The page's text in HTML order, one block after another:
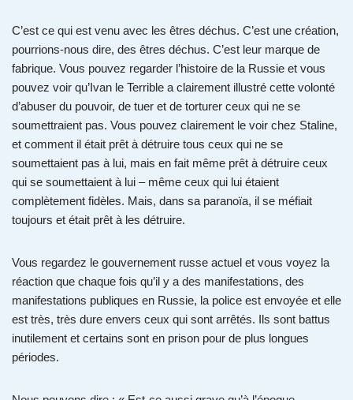
C’est ce qui est venu avec les êtres déchus. C’est une création,
pourrions-nous dire, des êtres déchus. C’est leur marque de
fabrique. Vous pouvez regarder l’histoire de la Russie et vous
pouvez voir qu’Ivan le Terrible a clairement illustré cette volonté
d’abuser du pouvoir, de tuer et de torturer ceux qui ne se
soumettraient pas. Vous pouvez clairement le voir chez Staline,
et comment il était prêt à détruire tous ceux qui ne se
soumettaient pas à lui, mais en fait même prêt à détruire ceux
qui se soumettaient à lui – même ceux qui lui étaient
complètement fidèles. Mais, dans sa paranoïa, il se méfiait
toujours et était prêt à les détruire.
Vous regardez le gouvernement russe actuel et vous voyez la
réaction que chaque fois qu’il y a des manifestations, des
manifestations publiques en Russie, la police est envoyée et elle
est très, très dure envers ceux qui sont arrêtés. Ils sont battus
inutilement et certains sont en prison pour de plus longues
périodes.